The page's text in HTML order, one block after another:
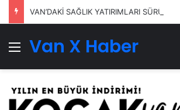
VAN’DAKİ SAĞLIK YATIRIMLARI SÜRÜYOR
Menü
Van X Haber